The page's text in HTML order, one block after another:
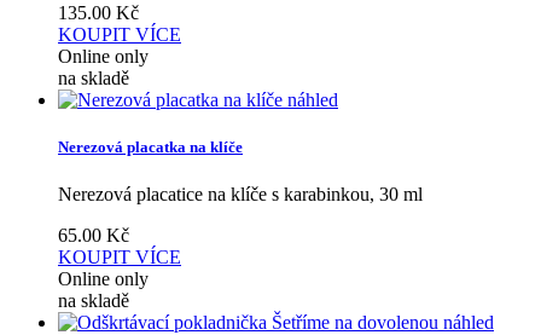
135.00 Kč
KOUPIT VÍCE
Online only
na skladě
náhled
Nerezová placatka na klíče
Nerezová placatice na klíče s karabinkou, 30 ml
65.00 Kč
KOUPIT VÍCE
Online only
na skladě
náhled